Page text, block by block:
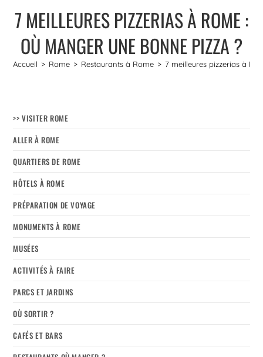
7 MEILLEURES PIZZERIAS À ROME :
OÙ MANGER UNE BONNE PIZZA ?
Accueil > Rome > Restaurants à Rome > 7 meilleures pizzerias à
>> VISITER ROME
ALLER À ROME
QUARTIERS DE ROME
HÔTELS À ROME
PRÉPARATION DE VOYAGE
MONUMENTS À ROME
MUSÉES
ACTIVITÉS À FAIRE
PARCS ET JARDINS
OÙ SORTIR ?
CAFÉS ET BARS